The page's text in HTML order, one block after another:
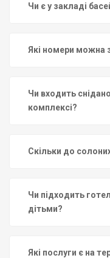
Чи є у закладі
Які номери можна
Чи входить
комплексі?
Скільки до
Чи підходить
дітьми?
Які послуги є на